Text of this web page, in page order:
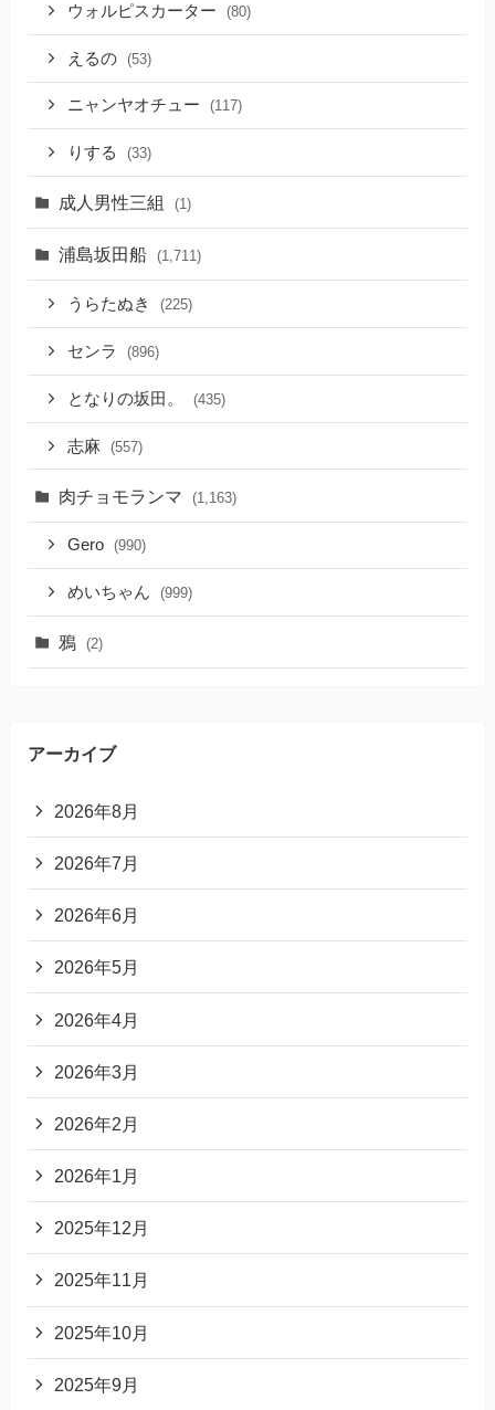
ウォルピスカーター (80)
えるの (53)
ニャンヤオチュー (117)
りする (33)
成人男性三組 (1)
浦島坂田船 (1,711)
うらたぬき (225)
センラ (896)
となりの坂田。 (435)
志麻 (557)
肉チョモランマ (1,163)
Gero (990)
めいちゃん (999)
鴉 (2)
アーカイブ
2026年8月
2026年7月
2026年6月
2026年5月
2026年4月
2026年3月
2026年2月
2026年1月
2025年12月
2025年11月
2025年10月
2025年9月